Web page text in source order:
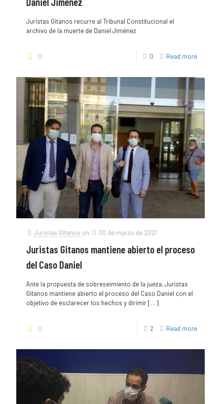
Juristas Gitanos recurre al Tribunal Constitucional el
archivo de la muerte de Daniel Jiménez
0 0 Read more
Juristas Gitanos on 30 de marzo de 2021
Juristas Gitanos mantiene abierto el proceso
del Caso Daniel
Ante la propuesta de sobreseimiento de la jueza, Juristas
Gitanos mantiene abierto el proceso del Caso Daniel con el
objetivo de esclarecer los hechos y dirimir[…]
0 2 Read more